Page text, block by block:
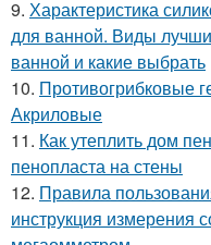
9. Характеристика
для ванной. Виды
ванной и какие выбрать
10. Противогрибковые
Акриловые
11. Как утеплить дом
пенопласта на стены
12. Правила
инструкция измерения